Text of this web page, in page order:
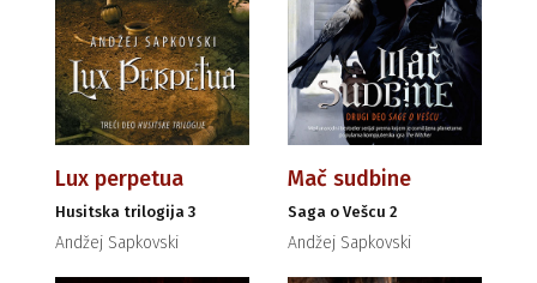
Lux perpetua
Husitska trilogija 3
Andžej Sapkovski
Mač sudbine
Saga o Vešcu 2
Andžej Sapkovski